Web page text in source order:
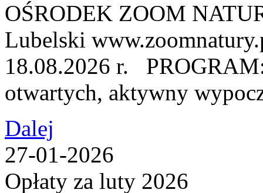
OŚRODEK ZOOM
Lubelski
18.08.2026 r.
otwartych, aktywny
Dalej
27-01-2026
Opłaty za luty 2026